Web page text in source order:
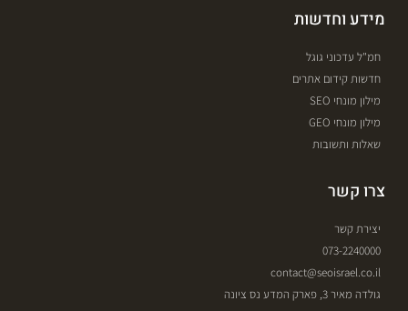
מידע וחדשות
חמ"ל עדכוני גוגל
חדשות קידום אתרים
מילון מונחי SEO
מילון מונחי GEO
שאלות ותשובות
צרו קשר
יצירת קשר
073-2240000
contact@seoisrael.co.il
גולדה מאיר 3, פארק המדע נס ציונה